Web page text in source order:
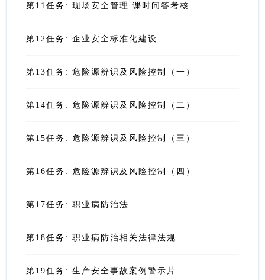
第11任务: 现场安全管理 课时问答考核
第12任务: 企业安全标准化建设
第13任务: 危险源辨识及风险控制（一）
第14任务: 危险源辨识及风险控制（二）
第15任务: 危险源辨识及风险控制（三）
第16任务: 危险源辨识及风险控制（四）
第17任务: 职业病防治法
第18任务: 职业病防治相关法律法规
第19任务: 生产安全事故案例警示片